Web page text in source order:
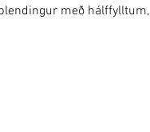
með hálffylltum,